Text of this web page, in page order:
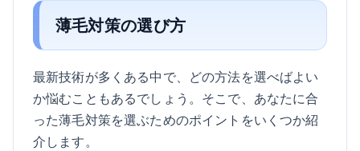
薄毛対策の選び方
最新技術が多くある中で、どの方法を選べばよい
か悩むこともあるでしょう。そこで、あなたに合
った薄毛対策を選ぶためのポイントをいくつか紹
介します。